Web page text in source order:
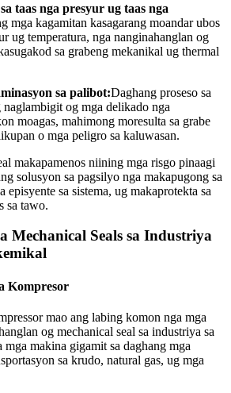
taas nga presyur ug taas nga
mga kagamitan kasagarang moandar ubos
ug temperatura, nga nanginahanglan og
sa grabeng mekanikal ug thermal
sa palibot:Daghang proseso sa
og mga delikado nga
moagas, mahimong moresulta sa grabe
o mga peligro sa kaluwasan.
makapamenos niining mga risgo pinaagi
solusyon sa pagsilyo nga makapugong sa
episyente sa sistema, ug makaprotekta sa
sa tawo.
Mechanical Seals sa Industriya
Kompresor
mao ang labing komon nga mga
og mechanical seal sa industriya sa
makina gigamit sa daghang mga
sa krudo, natural gas, ug mga